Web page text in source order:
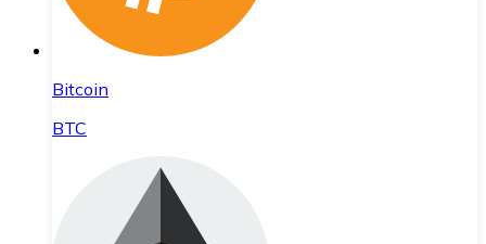
Bitcoin
BTC